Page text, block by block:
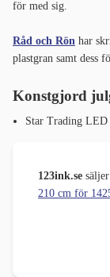
för med sig.
Råd och Rön har
plastgran samt dess
Konstgjord
Star Trading LED
123ink.se
210 cm för